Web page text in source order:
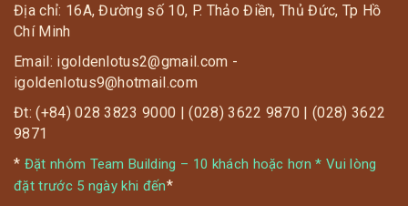
Địa chỉ: 16A, Đường số 10, P. Thảo Điền, Thủ Đức, Tp Hồ
Chí Minh
Email: igoldenlotus2@gmail.com -
igoldenlotus9@hotmail.com
Đt: (+84) 028 3823 9000 | (028) 3622 9870 | (028) 3622
9871
* Đặt nhóm Team Building – 10 khách hoặc hơn * Vui lòng
đặt trước 5 ngày khi đến*